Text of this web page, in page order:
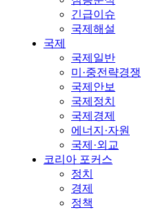
긴급이슈
국제해설
국제
국제일반
미·중전략경쟁
국제안보
국제정치
국제경제
에너지·자원
국제·외교
코리아 포커스
정치
경제
정책